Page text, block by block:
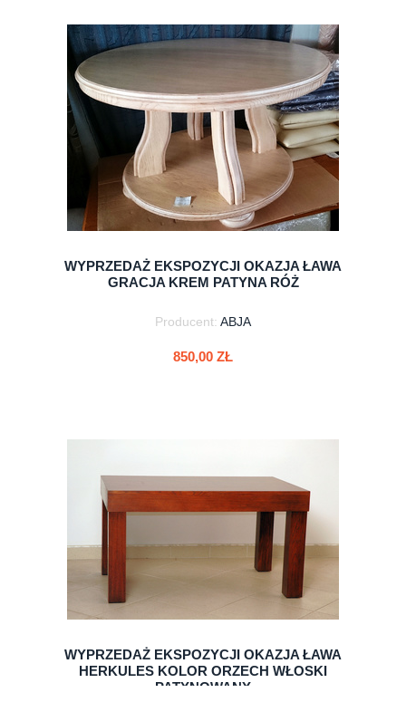
do koszyka
WYPRZEDAŻ EKSPOZYCJI OKAZJA ŁAWA
GRACJA KREM PATYNA RÓŻ
Producent: ABJA
850,00 ZŁ
WYPRZEDAŻ EKSPOZYCJI OKAZJA ŁAWA
HERKULES KOLOR ORZECH WŁOSKI
PATYNOWANY